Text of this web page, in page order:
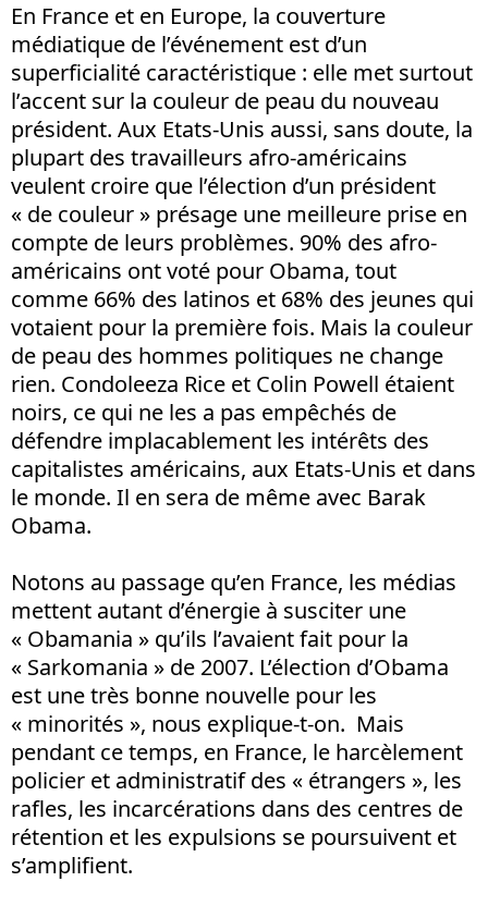
En France et en Europe, la couverture
médiatique de l’événement est d’un
superficialité caractéristique : elle met surtout
l’accent sur la couleur de peau du nouveau
président. Aux Etats-Unis aussi, sans doute, la
plupart des travailleurs afro-américains
veulent croire que l’élection d’un président
« de couleur » présage une meilleure prise en
compte de leurs problèmes. 90% des afro-
américains ont voté pour Obama, tout
comme 66% des latinos et 68% des jeunes qui
votaient pour la première fois. Mais la couleur
de peau des hommes politiques ne change
rien. Condoleeza Rice et Colin Powell étaient
noirs, ce qui ne les a pas empêchés de
défendre implacablement les intérêts des
capitalistes américains, aux Etats-Unis et dans
le monde. Il en sera de même avec Barak
Obama.
Notons au passage qu’en France, les médias
mettent autant d’énergie à susciter une
« Obamania » qu’ils l’avaient fait pour la
« Sarkomania » de 2007. L’élection d’Obama
est une très bonne nouvelle pour les
« minorités », nous explique-t-on. Mais
pendant ce temps, en France, le harcèlement
policier et administratif des « étrangers », les
rafles, les incarcérations dans des centres de
rétention et les expulsions se poursuivent et
s’amplifient.